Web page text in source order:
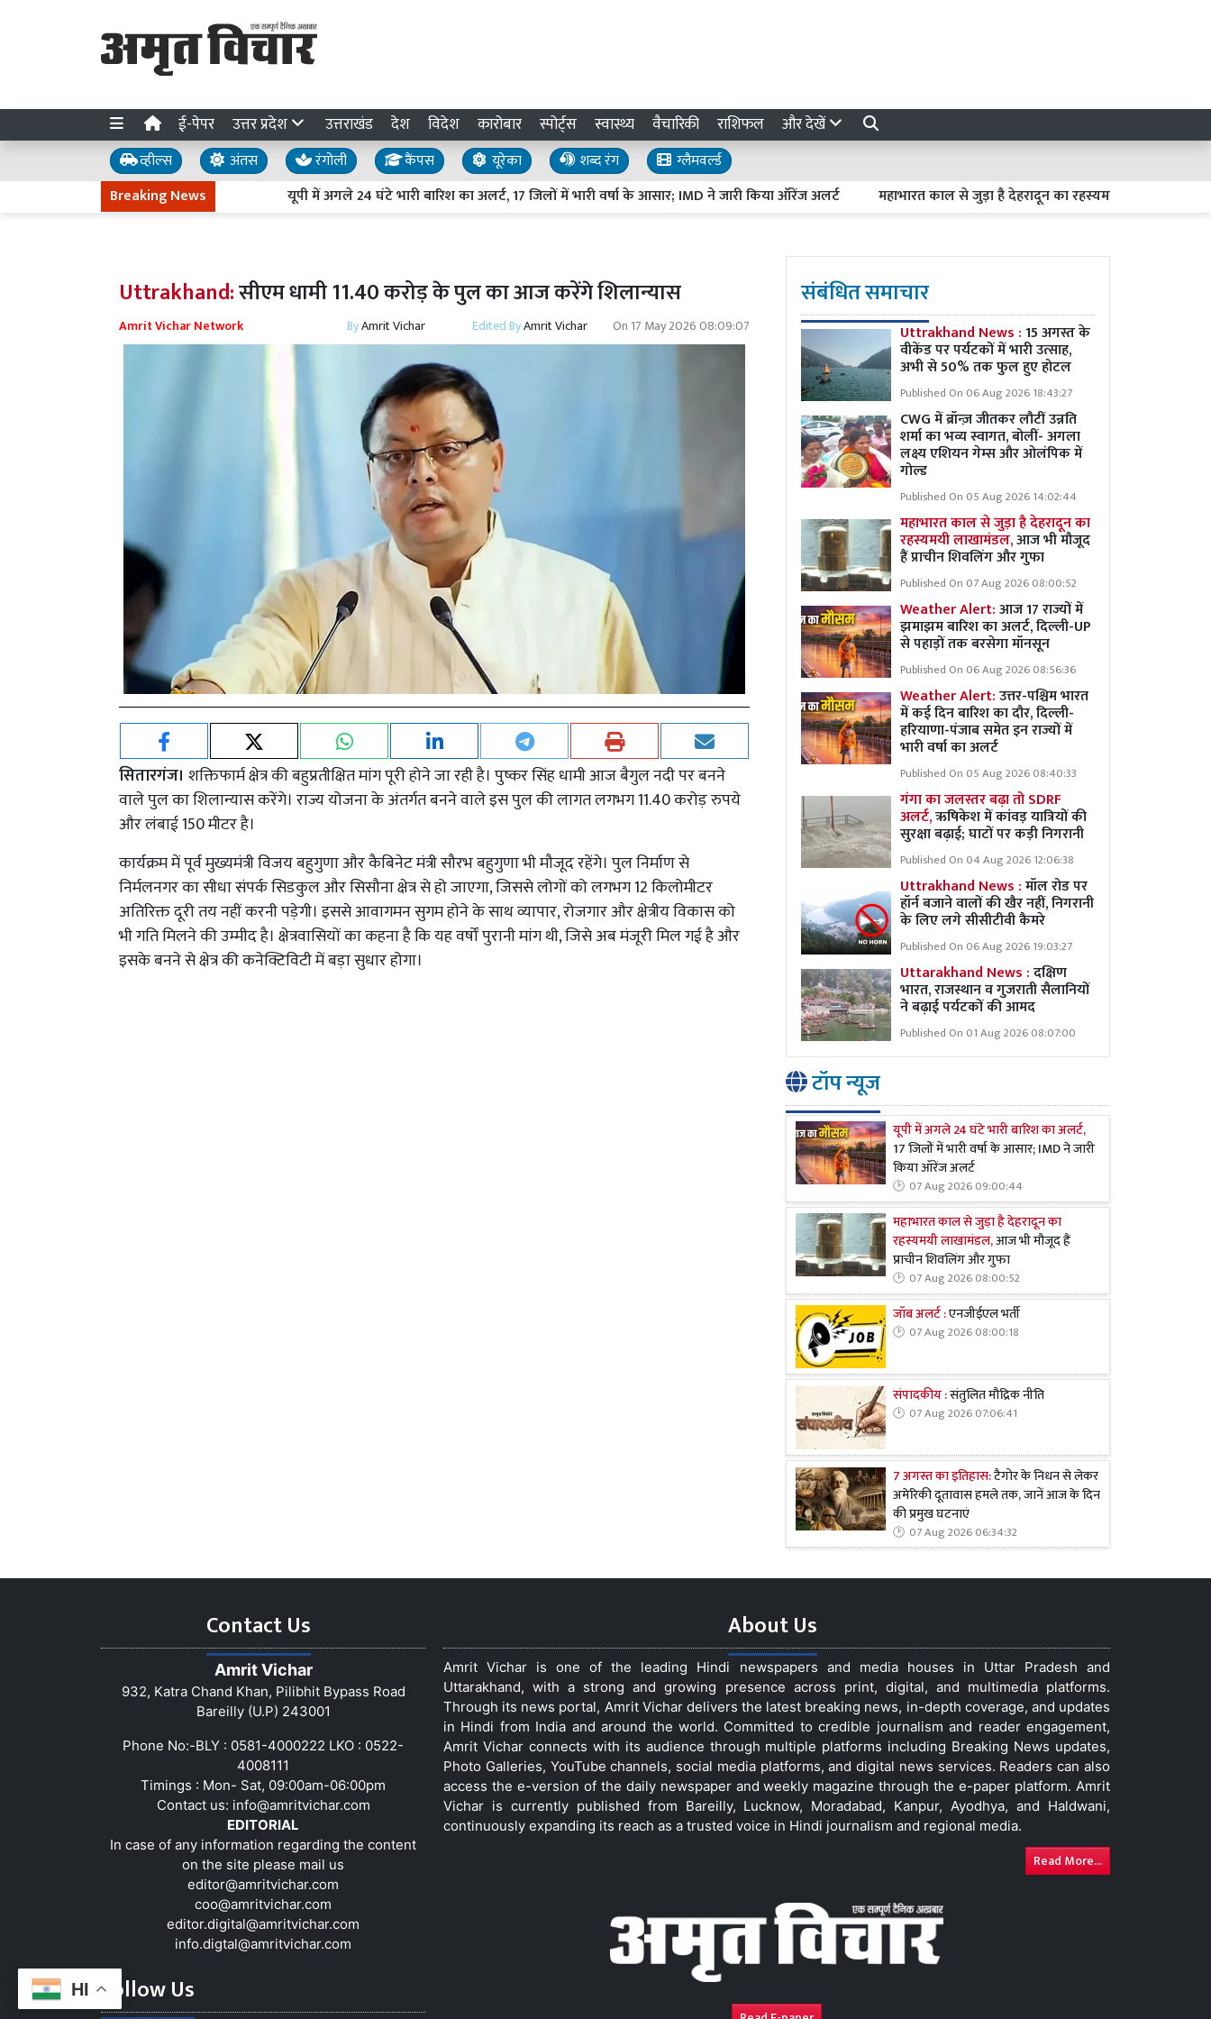
ई-पेपर उत्तर प्रदेश उत्तराखंड देश विदेश कारोबार स्पोर्ट्स स्वास्थ्य वैचारिकी राशिफल और देखें
व्हील्स अंतस रंगोली कैंपस यूरेका शब्द रंग
ग्लैमवर्ल्ड
Breaking News
यूपी में अगले 24 घंटे भारी बारिश का अलर्ट, 17 जिलों में भारी वर्षा के आसार; IMD ने जारी किया ऑरेंज अलर्ट महाभारत काल से जुड़ा है देहरादून का रहस्यमयी लाखामंडल, आज भी
HI
Uttrakhand:सीएम धामी 11.40 करोड़ के पुल का आज करेंगे शिलान्यास
Amrit Vichar Network ByAmrit Vichar Edited ByAmrit Vichar On 17 May 2026 08:09:07
सितारगंज। शक्तिफार्म क्षेत्र की बहुप्रतीक्षित मांग पूरी होने जा रही है। पुष्कर सिंह धामी आज बैगुल नदी पर बनने
वाले पुल का शिलान्यास करेंगे। राज्य योजना के अंतर्गत बनने वाले इस पुल की लागत लगभग 11.40 करोड़ रुपये
और लंबाई 150 मीटर है।
कार्यक्रम में पूर्व मुख्यमंत्री विजय बहुगुणा और कैबिनेट मंत्री सौरभ बहुगुणा भी मौजूद रहेंगे। पुल निर्माण से
निर्मलनगर का सीधा संपर्क सिडकुल और सिसौना क्षेत्र से हो जाएगा, जिससे लोगों को लगभग 12 किलोमीटर
अतिरिक्त दूरी तय नहीं करनी पड़ेगी। इससे आवागमन सुगम होने के साथ व्यापार, रोजगार और क्षेत्रीय विकास को
भी गति मिलने की उम्मीद है। क्षेत्रवासियों का कहना है कि यह वर्षों पुरानी मांग थी, जिसे अब मंजूरी मिल गई है और
इसके बनने से क्षेत्र की कनेक्टिविटी में बड़ा सुधार होगा।
संबंधित समाचार
Uttrakhand News :15 अगस्त के
वीकेंड पर पर्यटकों में भारी उत्साह,
अभी से 50% तक फुल हुए होटल
Published On 06 Aug 2026 18:43:27
CWG में ब्रॉन्ज़ जीतकर लौटीं उन्नति
शर्मा का भव्य स्वागत, बोलीं- अगला
लक्ष्य एशियन गेम्स और ओलंपिक में
गोल्ड
Published On 05 Aug 2026 14:02:44
महाभारत काल से जुड़ा है देहरादून का
रहस्यमयी लाखामंडल,आज भी मौजूद
हैं प्राचीन शिवलिंग और गुफा
Published On 07 Aug 2026 08:00:52
Weather Alert:आज 17 राज्यों में
झमाझम बारिश का अलर्ट, दिल्ली-UP
से पहाड़ों तक बरसेगा मॉनसून
Published On 06 Aug 2026 08:56:36
Weather Alert:उत्तर-पश्चिम भारत
में कई दिन बारिश का दौर, दिल्ली-
हरियाणा-पंजाब समेत इन राज्यों में
भारी वर्षा का अलर्ट
Published On 05 Aug 2026 08:40:33
गंगा का जलस्तर बढ़ा तो SDRF
अलर्ट,ऋषिकेश में कांवड़ यात्रियों की
सुरक्षा बढ़ाई; घाटों पर कड़ी निगरानी
Published On 04 Aug 2026 12:06:38
Uttrakhand News :मॉल रोड पर
हॉर्न बजाने वालों की खैर नहीं, निगरानी
के लिए लगे सीसीटीवी कैमरे
Published On 06 Aug 2026 19:03:27
Uttarakhand News :दक्षिण
भारत, राजस्थान व गुजराती सैलानियों
ने बढ़ाई पर्यटकों की आमद
Published On 01 Aug 2026 08:07:00
टॉप न्यूज
यूपी में अगले 24 घंटे भारी बारिश का अलर्ट,
17 जिलों में भारी वर्षा के आसार; IMD ने जारी
किया ऑरेंज अलर्ट
07 Aug 2026 09:00:44
महाभारत काल से जुड़ा है देहरादून का
रहस्यमयी लाखामंडल,आज भी मौजूद हैं
प्राचीन शिवलिंग और गुफा
07 Aug 2026 08:00:52
जॉब अलर्ट :एनजीईएल भर्ती
07 Aug 2026 08:00:18
संपादकीय :संतुलित मौद्रिक नीति
07 Aug 2026 07:06:41
7 अगस्त का इतिहास:टैगोर के निधन से लेकर
अमेरिकी दूतावास हमले तक, जानें आज के दिन
की प्रमुख घटनाएं
07 Aug 2026 06:34:32
Contact Us
Amrit Vichar
932, Katra Chand Khan, Pilibhit Bypass Road
Bareilly (U.P) 243001
Phone No:-BLY : 0581-4000222 LKO : 0522-
4008111
Timings : Mon- Sat, 09:00am-06:00pm
Contact us: info@amritvichar.com
EDITORIAL
In case of any information regarding the content
on the site please mail us
editor@amritvichar.com
coo@amritvichar.com
editor.digital@amritvichar.com
info.digtal@amritvichar.com
Follow Us
About Us
Amrit Vichar is one of the leading Hindi newspapers and media houses in Uttar Pradesh and
Uttarakhand, with a strong and growing presence across print, digital, and multimedia platforms.
Through its news portal, Amrit Vichar delivers the latest breaking news, in-depth coverage, and updates
in Hindi from India and around the world. Committed to credible journalism and reader engagement,
Amrit Vichar connects with its audience through multiple platforms including Breaking News updates,
Photo Galleries, YouTube channels, social media platforms, and digital news services. Readers can also
access the e-version of the daily newspaper and weekly magazine through the e-paper platform. Amrit
Vichar is currently published from Bareilly, Lucknow, Moradabad, Kanpur, Ayodhya, and Haldwani,
continuously expanding its reach as a trusted voice in Hindi journalism and regional media.
Read More...